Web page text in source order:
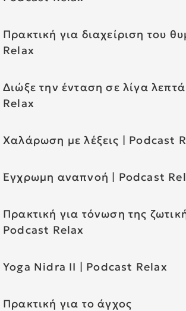
Πρακτική για διαχείριση του
Relax
Διώξε την ένταση σε λίγα
Relax
Χαλάρωση με λέξεις | Podcast
Έγχρωμη αναπνοή | Podcast
Πρακτική για τόνωση της
Podcast Relax
Yoga Nidra II | Podcast Relax
Πρακτική για το άγχος